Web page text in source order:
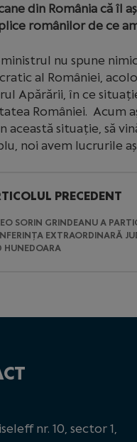
din România că îl
românilor de ce
ministrul nu spune
al României,
Apărării, în ce
României. Acum
această situație, să
noi avem lucrurile
PRECEDENT
SORIN GRINDEANU A
EXTRAORDINARĂ
HUNEDOARA
nr. 10, sector 1,